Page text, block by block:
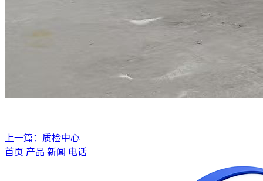
上一篇：质检中心
首页 产品 新闻 电话